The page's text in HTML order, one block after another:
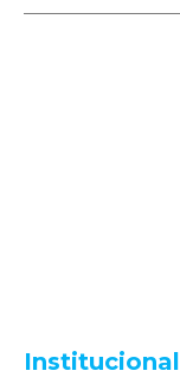
Institucional